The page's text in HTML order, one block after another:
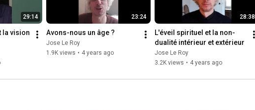
29:14
la vision
23:24
Avons-nous un âge ?
Jose Le Roy
1.9K views • 4 years ago
28:38
L'éveil spirituel et la non-
dualité intérieur et extérieur
Jose Le Roy
3.2K views • 4 years ago